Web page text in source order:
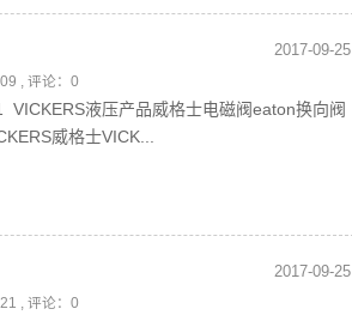
2017-09-25
, 评论：0
液压产品威格士电磁阀eaton换向阀
威格士VICK...
2017-09-25
, 评论：0